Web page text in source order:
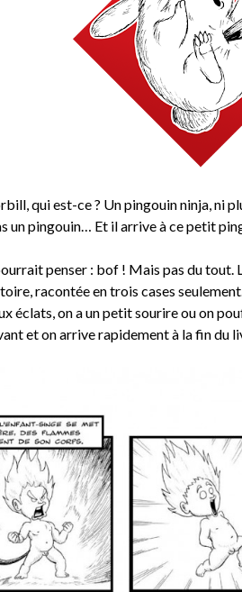
qui est-ce ? Un pingouin ninja, ni
un pingouin… Et il arrive à ce petit
penser : bof ! Mais pas du tout.
racontée en trois cases
éclats, on a un petit sourire ou on
et on arrive rapidement à la fin du